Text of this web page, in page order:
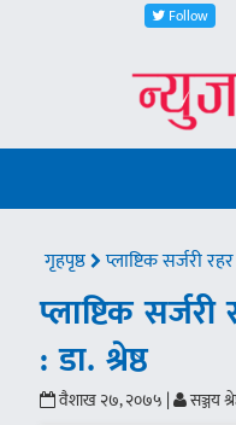
Follow
गृहपृष्ठ प्लाष्टिक सर्जरी
प्लाष्टिक
: डा. श्रेष्ठ
वैशाख २७, २०७५ | सञ्जय